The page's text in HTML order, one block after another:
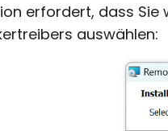
erfordert, dass Sie
auswählen: